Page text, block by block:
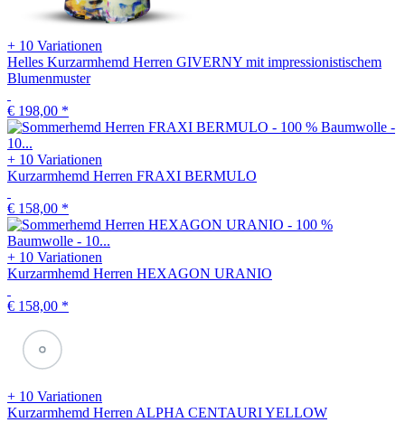
+ 10 Variationen
Helles Kurzarmhemd Herren GIVERNY mit impressionistischem
Blumenmuster
€ 198,00 *
+ 10 Variationen
Kurzarmhemd Herren FRAXI BERMULO
€ 158,00 *
+ 10 Variationen
Kurzarmhemd Herren HEXAGON URANIO
€ 158,00 *